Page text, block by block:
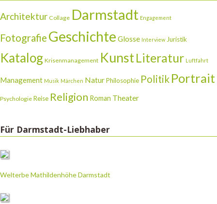
Architektur Collage Darmstadt Engagement
Fotografie Geschichte Glosse Interview Juristik
Katalog Krisenmanagement KunstLiteratur Luftfahrt
Management Musik Märchen NaturPhilosophie Politik Portrait
Psychologie Reise Religion Roman Theater
Für Darmstadt-Liebhaber
Welterbe Mathildenhöhe Darmstadt